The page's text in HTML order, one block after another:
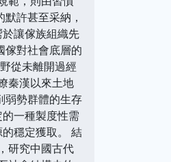
許甚至采納，
讓傢族組織先
傢對社會底層的
從未離開過經
秦漢以來土地
弱勢群體的生存
一種製度性需
穩定獲取。 結
研究中國古代